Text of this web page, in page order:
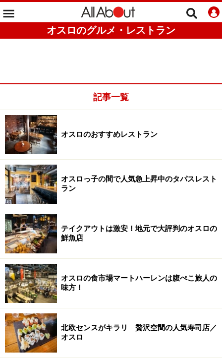
オスロのグルメ・レストラン
記事一覧
オスロのおすすめレストラン
オスロっ子の間で人気急上昇中のタパスレスト
ラン
テイクアウトは激安！地元で大評判のオスロの
鮮魚店
オスロの食市場マートハーレンは腹ぺこ旅人の
味方！
北欧センスがキラリ 贅沢空間の人気寿司店／
オスロ